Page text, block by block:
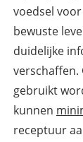
voedsel
bewuste
duidelijke
verschaffen.
gebruikt
kunnen
receptuur